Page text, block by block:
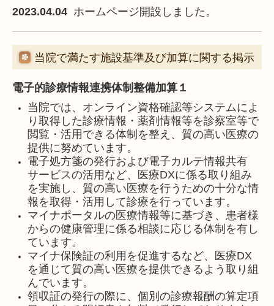
2023.04.04 ホームページ開設しました。
当院で満たす施設基準及び加算に関する掲示
電子的診療情報連携体制整備加算１
当院では、オンライン資格確認等システムによ
り取得した診療情報・薬剤情報等を診察室等で
閲覧・活用できる体制を整え、質の高い医療の
提供に努めています。
電子処方箋の発行および電子カルテ情報共有
サービスの活用など、医療DXに係る取り組み
を実施し、質の高い医療を行うための十分な情
報を取得・活用して診療を行っています。
マイナポータルの医療情報等に基づき、患者様
からの健康管理に係る相談に応じる体制を有し
ています。
マイナ保険証の利用を促進するなど、医療DX
を通じて質の高い医療を提供できるよう取り組
んでいます。
領収証の発行の際に、個別の診療報酬の算定項